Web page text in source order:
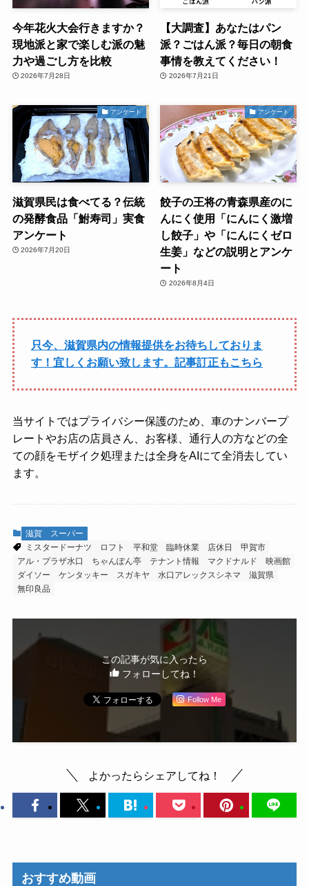
今年花火大会行きますか？
現地派と家で楽しむ派の魅
力や過ごし方を比較
2026年7月28日
【大調査】あなたはパン
派？ごはん派？毎日の朝食
事情を教えてください！
2026年7月21日
アンケート
滋賀県民は食べてる？伝統
の発酵食品「鮒寿司」実食
アンケート
2026年7月20日
アンケート
餃子の王将の青森県産のに
んにく使用「にんにく激増
し餃子」や「にんにくゼロ
生姜」などの説明とアンケ
ート
2026年8月4日
只今、滋賀県内の情報提供をお待ちしておりま
す！宜しくお願い致します。記事訂正もこちら
当サイトではプライバシー保護のため、車のナンバープ
レートやお店の店員さん、お客様、通行人の方などの全
ての顔をモザイク処理または全身をAIにて全消去してい
ます。
滋賀
スーパー
ミスタードーナツ
ロフト 平和堂 臨時休業 店休日
甲賀市
アル・プラザ水口
ちゃんぽん亭 テナント情報 マクドナルド
映画館
ダイソー
ケンタッキー スガキヤ 水口アレックスシネマ
滋賀県
無印良品
この記事が気に入ったら
フォローしてね！
Follow Me
よかったらシェアしてね！
おすすめ動画